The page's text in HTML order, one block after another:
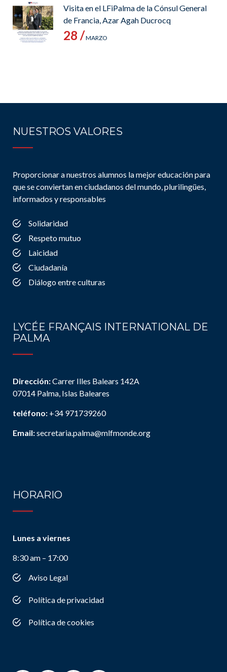
Visita en el LFiPalma de la Cónsul General
de Francia, Azar Agah Ducrocq
28 /MARZO
NUESTROS VALORES
Proporcionar a nuestros alumnos la mejor educación para
que se conviertan en ciudadanos del mundo, plurilingües,
informados y responsables
Solidaridad
Respeto mutuo
Laicidad
Ciudadanía
Diálogo entre culturas
LYCÉE FRANÇAIS INTERNATIONAL DE
PALMA
Dirección:Carrer Illes Balears 142A
07014 Palma, Islas Baleares
teléfono: +34 971739260
Email:secretaria.palma@mlfmonde.org
HORARIO
Lunes a viernes
8:30 am – 17:00
Aviso Legal
Política de privacidad
Política de cookies